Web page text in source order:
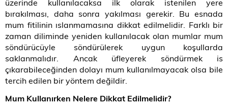
üzerinde kullanılacaksa ilk olarak istenilen yere
bırakılması, daha sonra yakılması gerekir. Bu esnada
mum fitilinin ıslanmamasına dikkat edilmelidir. Farklı bir
zaman diliminde yeniden kullanılacak olan mumlar mum
söndürücüyle söndürülerek uygun koşullarda
saklanmalıdır. Ancak üfleyerek söndürmek is
çıkarabileceğinden dolayı mum kullanılmayacak olsa bile
tercih edilen bir yöntem değildir.
Mum Kullanırken Nelere Dikkat Edilmelidir?